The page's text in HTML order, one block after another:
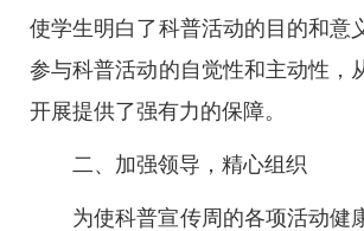
使学生明白了科普活动的目的和意
参与科普活动的自觉性和主动性，
开展提供了强有力的保障。
二、加强领导，精心组织
为使科普宣传周的各项活动健